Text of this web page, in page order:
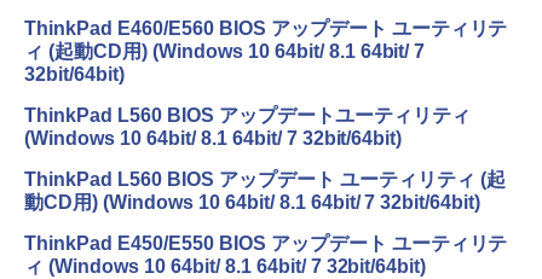
ThinkPad E460/E560 BIOS アップデート ユーティリテ
ィ (起動CD用) (Windows 10 64bit/ 8.1 64bit/ 7
32bit/64bit)
ThinkPad L560 BIOS アップデートユーティリティ
(Windows 10 64bit/ 8.1 64bit/ 7 32bit/64bit)
ThinkPad L560 BIOS アップデート ユーティリティ (起
動CD用) (Windows 10 64bit/ 8.1 64bit/ 7 32bit/64bit)
ThinkPad E450/E550 BIOS アップデート ユーティリテ
ィ (Windows 10 64bit/ 8.1 64bit/ 7 32bit/64bit)